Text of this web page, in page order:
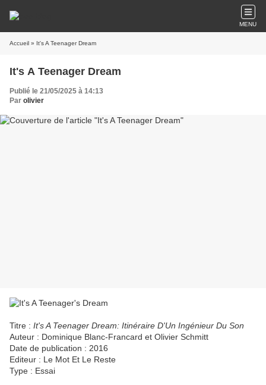
MENU
Accueil » It's A Teenager Dream
It's A Teenager Dream
Publié le 21/05/2025 à 14:13
Par olivier
Titre : It's A Teenager Dream: Itinéraire D'Un Ingénieur Du Son
Auteur : Dominique Blanc-Francard et Olivier Schmitt
Date de publication : 2016
Editeur : Le Mot Et Le Reste
Type : Essai